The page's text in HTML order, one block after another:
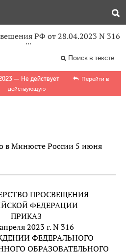
РФ от 28.04.2023 N 316
Поиск в тексте
— Не действует
Перейти в
действующую
в Минюсте России 5 июня
ПРОСВЕЩЕНИЯ
ФЕДЕРАЦИИ
ПРИКАЗ
2023 г. N 316
ФЕДЕРАЛЬНОГО
ОБРАЗОВАТЕЛЬНОГО